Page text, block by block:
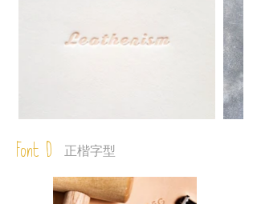
Font D 正楷字型